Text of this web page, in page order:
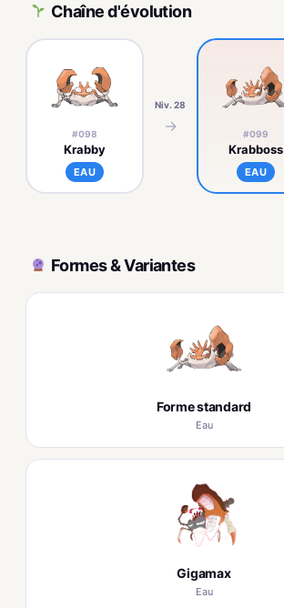
Chaîne d'évolution
#098
Krabby
EAU
Niv. 28
→ #099
Krabboss
EAU
Formes & Variantes
Forme standard
Eau
Gigamax
Eau